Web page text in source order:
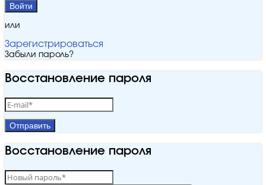
Войти
или
Зарегистрироваться
Забыли пароль?
Восстановление пароля
Отправить
Восстановление пароля